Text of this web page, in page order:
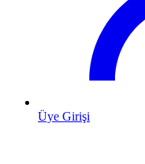
Üye Girişi